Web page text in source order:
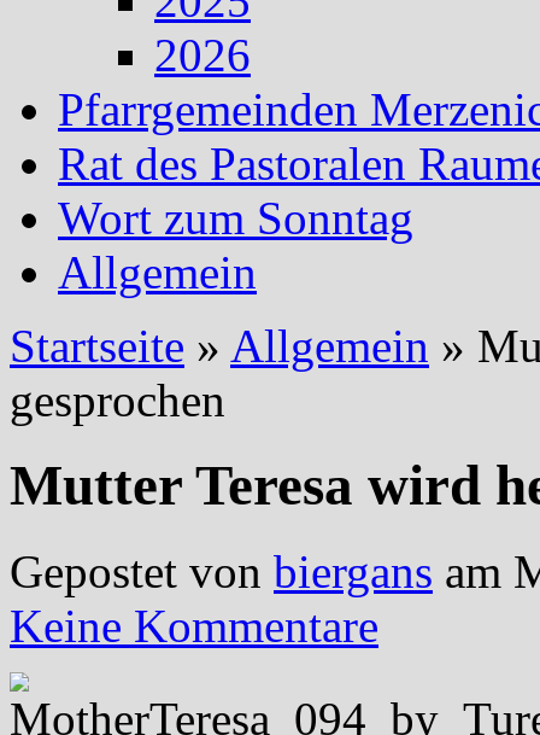
2026
Pfarrgemeinden
Rat des Pastoralen
Wort zum Sonntag
Allgemein
Startseite » Allgemein »
gesprochen
Mutter Teresa wird
Gepostet von biergans am
Keine Kommentare